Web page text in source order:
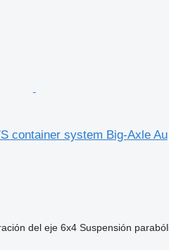
container system Big-Axle Au
del eje 6x4 Suspensión